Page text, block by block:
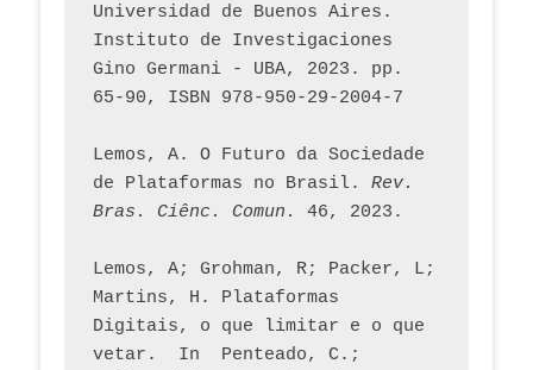
Universidad de Buenos Aires.
Instituto de Investigaciones
Gino Germani - UBA, 2023. pp.
65-90, ISBN 978-950-29-2004-7
Lemos, A. O Futuro da Sociedade
de Plataformas no Brasil. Rev.
Bras. Ciênc. Comun.
Lemos, A; Grohman, R; Packer, L;
Martins, H. Plataformas
Digitais, o que limitar e o que
vetar.  In  Penteado, C.;